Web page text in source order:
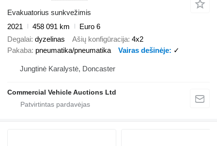
Evakuatorius sunkvežimis
2021
458 091 km
Euro 6
Degalai dyzelinas Ašių konfigūracija 4x2
Pakaba pneumatika/pneumatika Vairas dešinėje ✓
Jungtinė Karalystė, Doncaster
Commercial Vehicle Auctions Ltd